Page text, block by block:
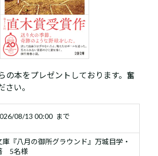
の本をプレゼントしております。奮
さい。
08/13 00:00 まで
庫『八月の御所グラウンド』万城目学・
5名様